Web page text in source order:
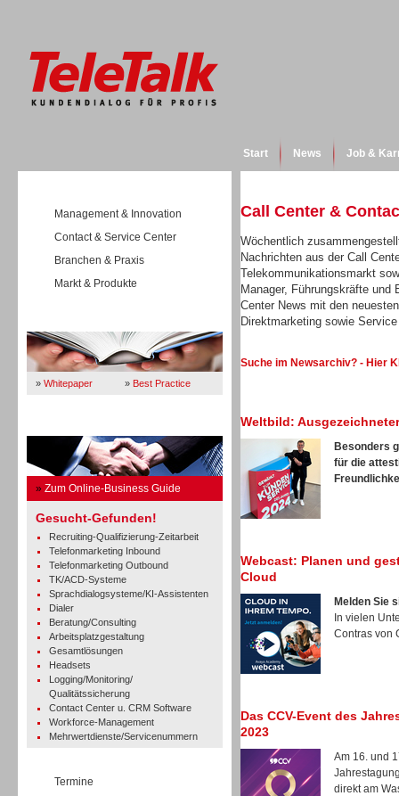
Start News Job &
Management & Innovation
Contact & Service Center
Branchen & Praxis
Markt & Produkte
» Whitepaper » Best Practice
» Zum Online-Business Guide
Gesucht-Gefunden!
Recruiting-Qualifizierung-Zeitarbeit
Telefonmarketing Inbound
Telefonmarketing Outbound
TK/ACD-Systeme
Sprachdialogsysteme/KI-Assistenten
Dialer
Beratung/Consulting
Arbeitsplatzgestaltung
Gesamtlösungen
Headsets
Logging/Monitoring/
Qualitätssicherung
Contact Center u. CRM Software
Workforce-Management
Mehrwertdienste/Servicenummern
Termine
Call Center &
Wöchentlich
Nachrichten aus der Call
Telekommunikationsmarkt
Manager, Führungskräfte und
Center News mit den
Direktmarketing sowie
Suche im Newsarchiv? - Hier
Weltbild:
Besonders
für die
Webcast: Planen und
Cloud
Melden Sie
In vielen
Contras von
Das CCV-Event des
2023
Am 16. und
direkt am